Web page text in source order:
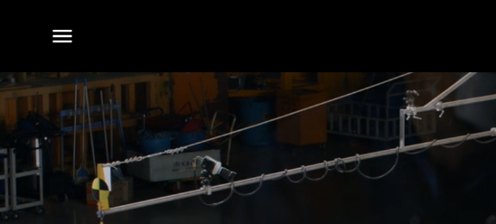
전체
메뉴